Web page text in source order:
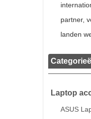
partner,
landen
Laptop
ASUS